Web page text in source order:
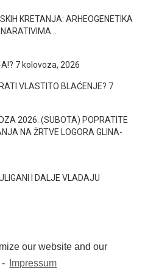
our website and our
- Impressum
KRETANJA: ARHEOGENETIKA
NARATIVIMA…
7 kolovoza, 2026
VLASTITO BLAĆENJE? 7
2026. (SUBOTA) POPRATITE
NA ŽRTVE LOGORA GLINA-
I DALJE VLADAJU